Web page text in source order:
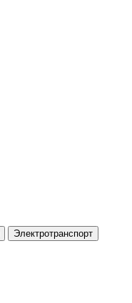
Электротранспорт